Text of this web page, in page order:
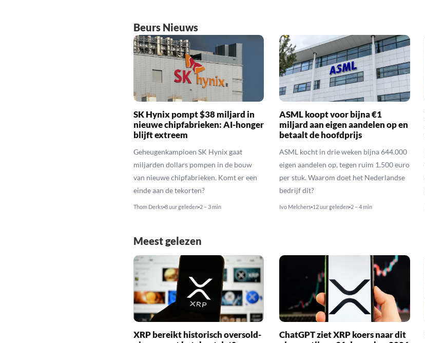
Beurs Nieuws
SK Hynix pompt $38 miljard in
nieuwe chipfabrieken: AI-honger
blijft extreem
Geheugenkampioen SK Hynix gaat
miljarden dollars pompen in de bouw
van nieuwe chipfabrieken. Komt er een
einde aan de tekorten?
Thom Derks 8 uur geleden 2 – 3 min
ASML koopt voor bijna €1
miljard aan eigen aandelen op en
betaalt de hoofdprijs
ASML kocht in drie weken bijna 644.000
eigen aandelen op, tegen ruim 1.500 euro
per stuk. Waarom doet het Nederlandse
bedrijf dit?
Ivo Melchers 12 uur geleden 2 – 4 min
Meest gelezen
XRP bereikt historisch oversold-
ChatGPT ziet XRP koers naar dit